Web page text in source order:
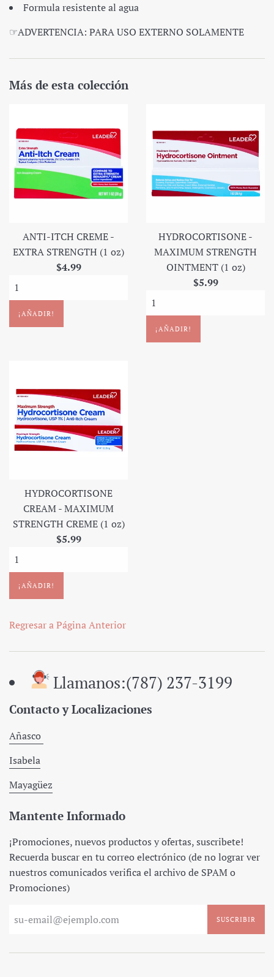
Formula resistente al agua
☞ADVERTENCIA: PARA USO EXTERNO SOLAMENTE
Más de esta colección
ANTI-ITCH CREME -
EXTRA STRENGTH (1 oz)
Precio
$4.99
HYDROCORTISONE -
MAXIMUM STRENGTH
OINTMENT (1 oz)
Precio
$5.99
HYDROCORTISONE
CREAM - MAXIMUM
STRENGTH CREME (1 oz)
Precio
$5.99
Regresar a Página Anterior
Llamanos:(787) 237-3199
Contacto y Localizaciones
Añasco
Isabela
Mayagüez
Mantente Informado
¡Promociones, nuevos productos y ofertas, suscribete!
Recuerda buscar en tu correo electrónico (de no lograr ver
nuestros comunicados verifica el archivo de SPAM o
Promociones)
SUSCRIBIR